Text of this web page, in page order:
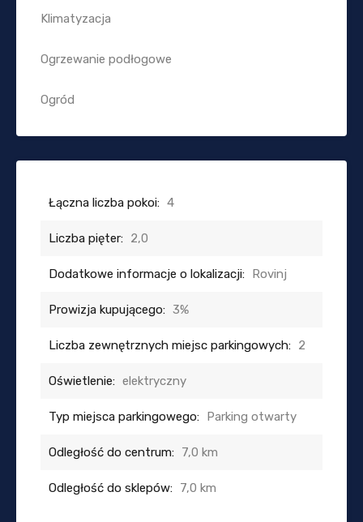
Klimatyzacja
Ogrzewanie podłogowe
Ogród
Łączna liczba pokoi: 4
Liczba pięter: 2,0
Dodatkowe informacje o lokalizacji: Rovinj
Prowizja kupującego: 3%
Liczba zewnętrznych miejsc parkingowych: 2
Oświetlenie: elektryczny
Typ miejsca parkingowego: Parking otwarty
Odległość do centrum: 7,0 km
Odległość do sklepów: 7,0 km